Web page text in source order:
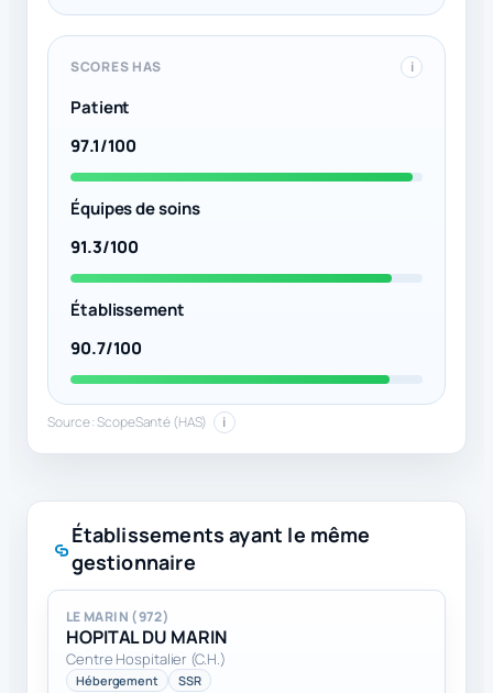
Établissements ayant le même
gestionnaire
LE MARIN (972)
HOPITAL DU MARIN
Centre Hospitalier (C.H.)
Hébergement SSR
SCORES HAS i
Patient
97.1/100
Équipes de soins
91.3/100
Établissement
90.7/100
Source : ScopeSanté (HAS) i